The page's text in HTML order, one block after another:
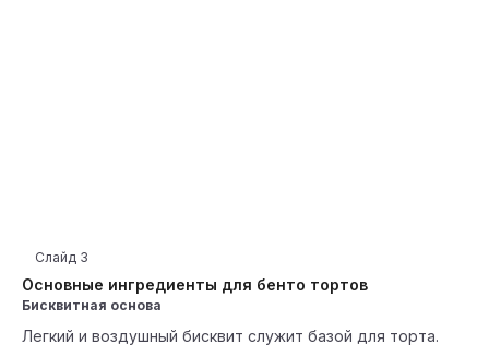
Основные ингредиенты для бенто тортов
Слайд 3
Бисквитная основа
Легкий и воздушный бисквит служит базой для торта.